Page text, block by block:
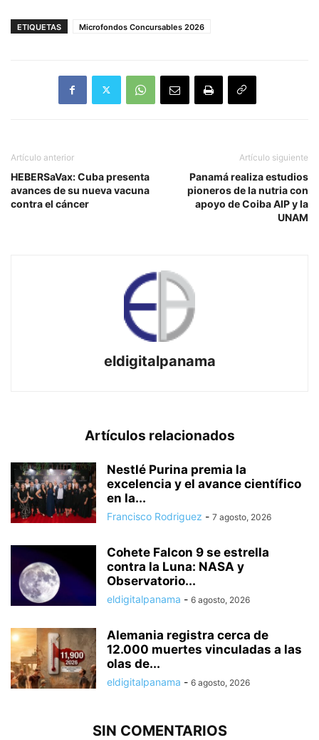
ETIQUETAS Microfondos Concursables 2026
Artículo anterior
HEBERSaVax: Cuba presenta
avances de su nueva vacuna
contra el cáncer
Artículo siguiente
Panamá realiza estudios
pioneros de la nutria con
apoyo de Coiba AIP y la
UNAM
eldigitalpanama
Artículos relacionados
Nestlé Purina premia la
excelencia y el avance científico
en la...
Francisco Rodriguez - 7 agosto, 2026
Cohete Falcon 9 se estrella
contra la Luna: NASA y
Observatorio...
eldigitalpanama - 6 agosto, 2026
Alemania registra cerca de
12.000 muertes vinculadas a las
olas de...
eldigitalpanama - 6 agosto, 2026
SIN COMENTARIOS